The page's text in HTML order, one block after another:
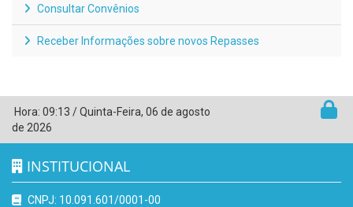
Consultar Convênios
Receber Informações sobre novos Repasses
Hora: 09:13 /Quinta-Feira, 06 de agosto
de 2026
INSTITUCIONAL
CNPJ: 10.091.601/0001-00